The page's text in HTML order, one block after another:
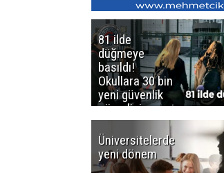
81 ilde
düğmeye
basıldı!
Okullara 30 bin
yeni güvenlik
görevlisi
Üniversitelerde
yeni dönem